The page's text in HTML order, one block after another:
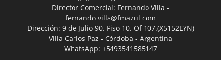
Director Comercial: Fernando Villa -
fernando.villa@fmazul.com
Dirección: 9 de Julio 90. Piso 10. Of 107.(X5152EYN)
Villa Carlos Paz - Córdoba - Argentina
WhatsApp: +5493541585147